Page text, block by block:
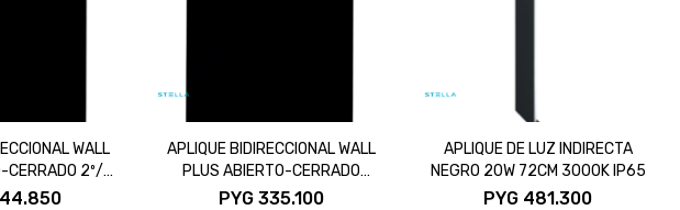
WALL
CERRADO 2º/2º
10W IP65
APLIQUE BIDIRECCIONAL WALL
PLUS ABIERTO-CERRADO
90º/2º NEGRO 3000K 10W IP65
PYG 335.100
APLIQUE DE LUZ INDIRECTA
NEGRO 20W 72CM 3000K IP65
PYG 481.300